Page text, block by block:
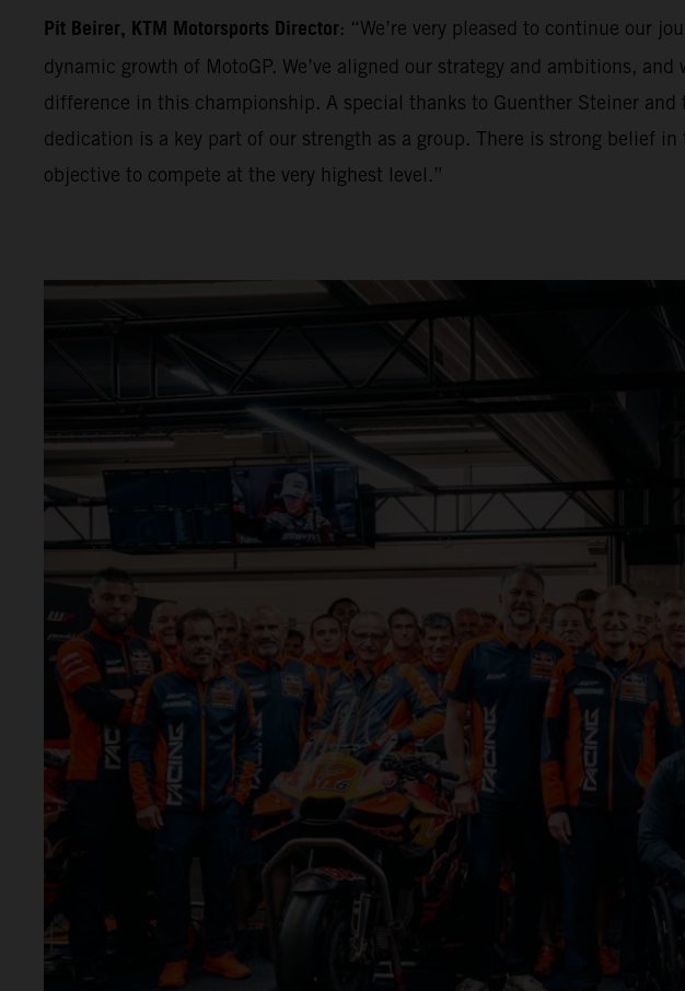
Pit Beirer, KTM Motorsports Director: “We’re very pleased to continue our
dynamic growth of MotoGP. We’ve aligned our strategy and ambitions,
difference in this championship. A special thanks to Guenther Steiner
dedication is a key part of our strength as a group. There is strong belief
objective to compete at the very highest level.”